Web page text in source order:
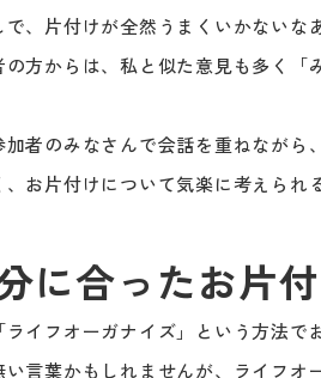
、片付けが全然うまくいかないな
方からは、私と似た意見も多く
者のみなさんで会話を重ねながら
お片付けについて気楽に考えられ
に合ったお片
イフオーガナイズ」という方法で
言葉かもしれませんが、ライフ